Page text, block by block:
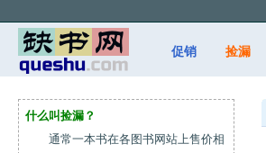
促销 捡漏
什么叫捡漏？
通常一本书在各图书网站上售价相